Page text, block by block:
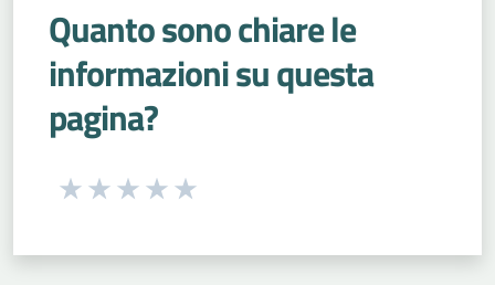
Quanto sono chiare le
informazioni su questa
pagina?
Seleziona una valutazione da 1 a 5 stelle